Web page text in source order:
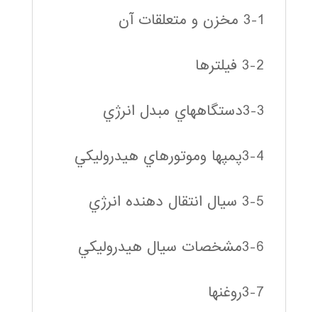
3-1 مخزن و متعلقات آن
3-2 فيلترها
3-3دستگاههاي مبدل انرژي
3-4پمپها وموتورهاي هيدروليكي
3-5 سيال انتقال دهنده انرژي
3-6مشخصات سيال هيدروليكي
3-7روغنها